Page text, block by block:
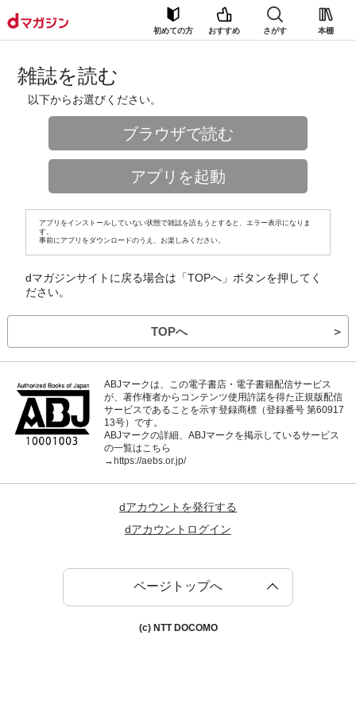
初めての方 おすすめ さがす 本棚
雑誌を読む
以下からお選びください。
ブラウザで読む
アプリを起動
アプリをインストールしていない状態で雑誌を読もうとすると、エラー表示になりま
す。
事前にアプリをダウンロードのうえ、お楽しみください。
dマガジンサイトに戻る場合は「TOPへ」ボタンを押してく
ださい。
TOPへ ＞
ABJマークは、この電子書店・電子書籍配信サービス
が、著作権者からコンテンツ使用許諾を得た正規版配信
サービスであることを示す登録商標（登録番号 第60917
13号）です。
ABJマークの詳細、ABJマークを掲示しているサービス
の一覧はこちら
→https://aebs.or.jp/
dアカウントを発行する
dアカウントログイン
ページトップへ
(c) NTT DOCOMO